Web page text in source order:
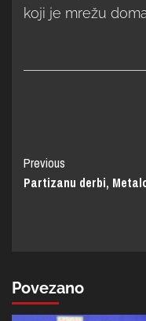
koji je mrežu
Previous
Partizanu derbi,
Povezano